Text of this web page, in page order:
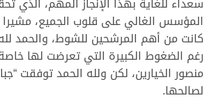
المؤسس الغالي على قلوب الجميع، مشيرا
كانت من أهم المرشحين للشوط، والحمد
رغم الضغوط الكبيرة التي تعرضت لها
منصور الخيارين، لكن ولله الحمد توفقت
لصالحها.